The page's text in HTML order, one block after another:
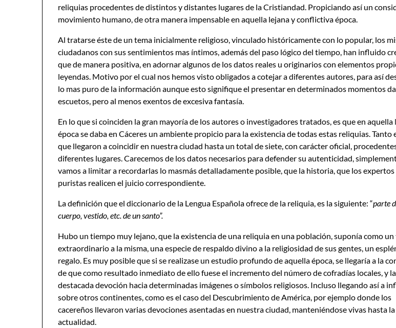
reliquias procedentes de distintos y distantes lugares de la Cristiandad. Propiciando así un
movimiento humano, de otra manera impensable en aquella lejana y conflictiva época.
Al tratarse éste de un tema inicialmente religioso, vinculado históricamente con lo popular, los
ciudadanos con sus sentimientos mas íntimos, además del paso lógico del tiempo, han influido
que de manera positiva, en adornar algunos de los datos reales u originarios con elementos
leyendas. Motivo por el cual nos hemos visto obligados a cotejar a diferentes autores, para así
lo mas puro de la información aunque esto signifique el presentar en determinados momentos
escuetos, pero al menos exentos de excesiva fantasía.
En lo que si coinciden la gran mayoría de los autores o investigadores tratados, es que en aquella
época se daba en Cáceres un ambiente propicio para la existencia de todas estas reliquias. Tanto
que llegaron a coincidir en nuestra ciudad hasta un total de siete, con carácter oficial,
diferentes lugares. Carecemos de los datos necesarios para defender su autenticidad,
vamos a limitar a recordarlas lo masmás detalladamente posible, que la historia, que los expertos
puristas realicen el juicio correspondiente.
La definición que el diccionario de la Lengua Española ofrece de la reliquia, es la siguiente: “parte
cuerpo, vestido, etc. de un santo”.
Hubo un tiempo muy lejano, que la existencia de una reliquia en una población, suponía como
extraordinario a la misma, una especie de respaldo divino a la religiosidad de sus gentes, un
regalo. Es muy posible que si se realizase un estudio profundo de aquella época, se llegaría a la
de que como resultado inmediato de ello fuese el incremento del número de cofradías locales, y la
destacada devoción hacia determinadas imágenes o símbolos religiosos. Incluso llegando así a
sobre otros continentes, como es el caso del Descubrimiento de América, por ejemplo donde los
cacereños llevaron varias devociones asentadas en nuestra ciudad, manteniéndose vivas hasta la
actualidad.